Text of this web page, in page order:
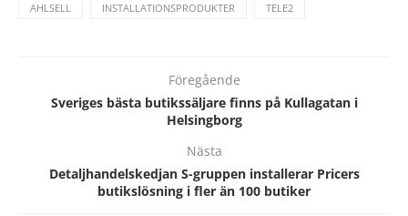
AHLSELL INSTALLATIONSPRODUKTER TELE2
Föregående
Sveriges bästa butikssäljare finns på Kullagatan i
Helsingborg
Nästa
Detaljhandelskedjan S-gruppen installerar Pricers
butikslösning i fler än 100 butiker